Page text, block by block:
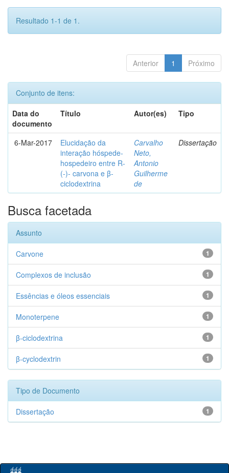
Resultado 1-1 de 1.
Anterior 1 Próximo
Conjunto de itens:
Data do
documento
Título Autor(es) Tipo
6-Mar-2017
Elucidação da
interação hóspede-
hospedeiro entre R-
(-)- carvona e β-
ciclodextrina
Carvalho
Neto,
Antonio
Guilherme
de
Dissertação
Busca facetada
Assunto
1
Carvone
1
Complexos de inclusão
1
Essências e óleos essenciais
1
Monoterpene
1
β-ciclodextrina
1
β-cyclodextrin
Tipo de Documento
1
Dissertação